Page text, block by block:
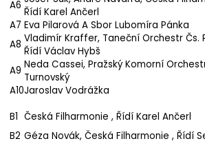
A6
Řídí Karel Ančerl
A7 Eva Pilarová A Sbor Lubomíra Pánka
A8 Vladimír Kraffer, Taneční Orchestr Čs.
Řídí Václav Hybš
A9 Neda Cassei, Pražský Komorní
Turnovský
A10Jaroslav Vodrážka
B1 Česká Filharmonie , Řídí Karel Ančerl
B2 Géza Novák, Česká Filharmonie , Řídí